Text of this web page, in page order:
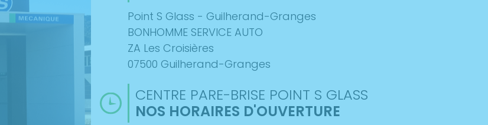
Point S Glass - Guilherand-Granges
BONHOMME SERVICE AUTO
ZA Les Croisières
07500 Guilherand-Granges
CENTRE PARE-BRISE POINT S GLASS
NOS HORAIRES D'OUVERTURE